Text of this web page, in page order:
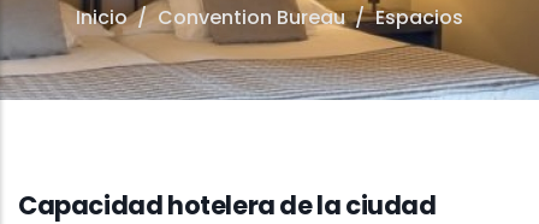
Inicio/ Convention Bureau/ Espacios
Capacidad hotelera de la ciudad